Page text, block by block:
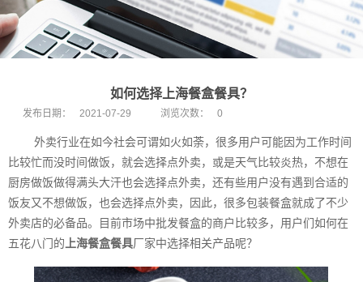
如何选择上海餐盒餐具？
发布日期： 2021-07-29 浏览次数： 0
外卖行业在如今社会可谓如火如荼，很多用户可能因为工作时间
比较忙而没时间做饭，就会选择点外卖，或是天气比较炎热，不想在
厨房做饭做得满头大汗也会选择点外卖，还有些用户没有遇到合适的
饭友又不想做饭，也会选择点外卖，因此，很多包装餐盒就成了不少
外卖店的必备品。目前市场中批发餐盒的商户比较多，用户们如何在
五花八门的 上海餐盒餐具厂家中选择相关产品呢？